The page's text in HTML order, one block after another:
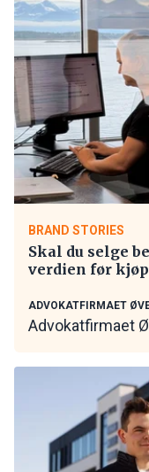
BRAND STORIES
Skal du selge
verdien før
ADVOKATFIRMAET
Advokatfirmaet